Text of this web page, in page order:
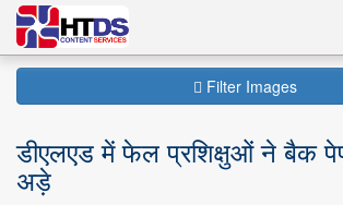
Filter Images
डीएलएड में फेल प्रशिक्षुओं ने बैक
अड़े